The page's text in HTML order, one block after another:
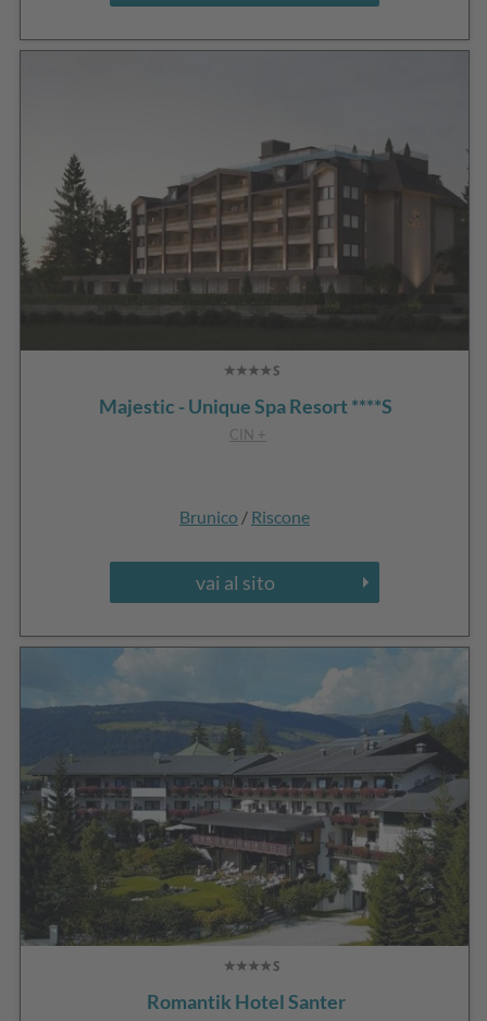
Majestic - Unique Spa Resort ****S
CIN +
Brunico / Riscone
vai al sito
Romantik Hotel Santer